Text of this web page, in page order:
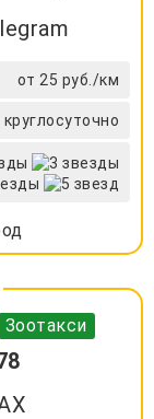
от 25 руб./км
круглосуточно
Зоотакси